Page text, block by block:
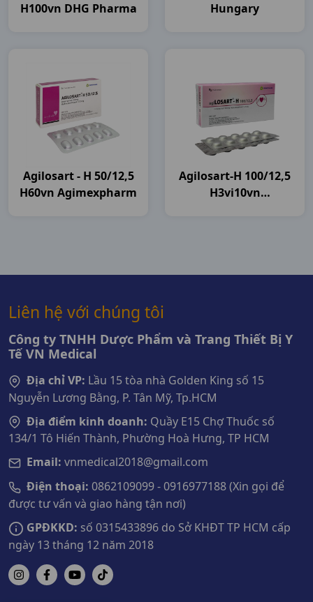
H100vn DHG Pharma
Hungary
Agilosart - H 50/12,5
H60vn Agimexpharm
Agilosart-H 100/12,5
H3vi10vn
Liên hệ với chúng tôi
Công ty TNHH Dược Phẩm và Trang Thiết Bị Y
Tế VN Medical
Địa chỉ VP: Lầu 15 tòa nhà Golden King số 15
Nguyễn Lương Bằng, P. Tân Mỹ, Tp.HCM
Địa điểm kinh doanh: Quầy E15 Chợ Thuốc số
134/1 Tô Hiến Thành, Phường Hoà Hưng, TP HCM
Email: vnmedical2018@gmail.com
Điện thoại: 0862109099 - 0916977188 (Xin gọi để
được tư vấn và giao hàng tận nơi)
GPĐKKD: số 0315433896 do Sở KHĐT TP HCM cấp
ngày 13 tháng 12 năm 2018